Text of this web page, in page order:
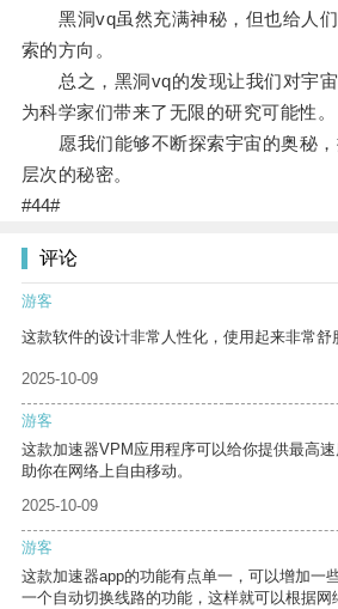
黑洞vq虽然充满神秘，但也给人们
索的方向。
总之，黑洞vq的发现让我们对宇宙
为科学家们带来了无限的研究可能性。
愿我们能够不断探索宇宙的奥秘，
层次的秘密。
#44#
评论
游客
这款软件的设计非常人性化，使用起来非常舒
2025-10-09
游客
这款加速器VPM应用程序可以给你提供最高
助你在网络上自由移动。
2025-10-09
游客
这款加速器app的功能有点单一，可以增加一
一个自动切换线路的功能，这样就可以根据